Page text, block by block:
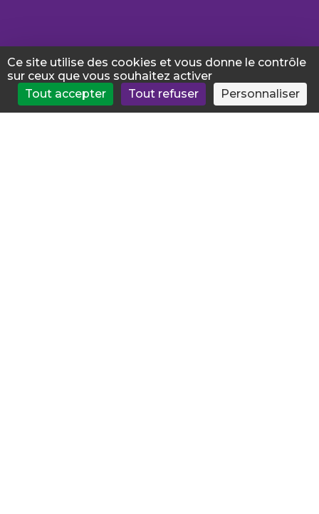
Mentions légales
Paramètres des cookies
Accessibilité : non conforme
Ce site utilise des cookies et vous donne le contrôle
sur ceux que vous souhaitez activer
Tout accepter
Tout refuser Personnaliser